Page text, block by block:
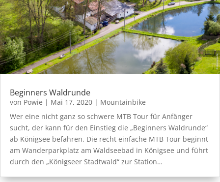
Beginners Waldrunde
von Powie | Mai 17, 2020 | Mountainbike
Wer eine nicht ganz so schwere MTB Tour für Anfänger
sucht, der kann für den Einstieg die „Beginners Waldrunde“
ab Königsee befahren. Die recht einfache MTB Tour beginnt
am Wanderparkplatz am Waldseebad in Königsee und führt
durch den „Königseer Stadtwald“ zur Station…